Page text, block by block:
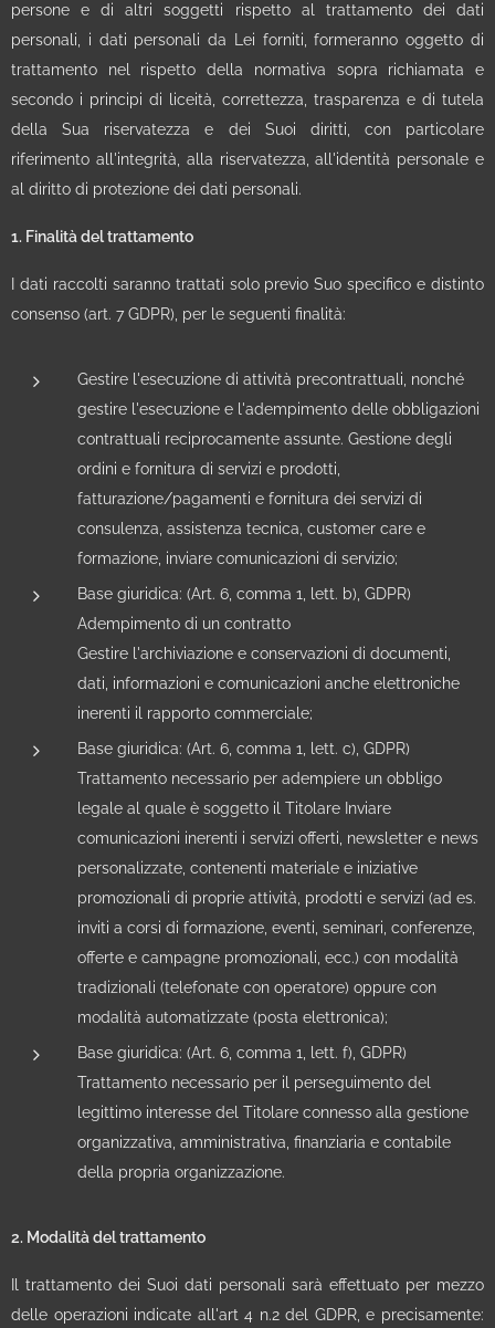
persone e di altri soggetti rispetto al trattamento dei dati
personali, i dati personali da Lei forniti, formeranno oggetto di
trattamento nel rispetto della normativa sopra richiamata e
secondo i principi di liceità, correttezza, trasparenza e di tutela
della Sua riservatezza e dei Suoi diritti, con particolare
riferimento all'integrità, alla riservatezza, all'identità personale e
al diritto di protezione dei dati personali.
1. Finalità del trattamento
I dati raccolti saranno trattati solo previo Suo specifico e distinto
consenso (art. 7 GDPR), per le seguenti finalità:
Gestire l'esecuzione di attività precontrattuali, nonché
gestire l'esecuzione e l'adempimento delle obbligazioni
contrattuali reciprocamente assunte. Gestione degli
ordini e fornitura di servizi e prodotti,
fatturazione/pagamenti e fornitura dei servizi di
consulenza, assistenza tecnica, customer care e
formazione, inviare comunicazioni di servizio;
Base giuridica: (Art. 6, comma 1, lett. b), GDPR)
Adempimento di un contratto
Gestire l'archiviazione e conservazioni di documenti,
dati, informazioni e comunicazioni anche elettroniche
inerenti il rapporto commerciale;
Base giuridica: (Art. 6, comma 1, lett. c), GDPR)
Trattamento necessario per adempiere un obbligo
legale al quale è soggetto il Titolare Inviare
comunicazioni inerenti i servizi offerti, newsletter e news
personalizzate, contenenti materiale e iniziative
promozionali di proprie attività, prodotti e servizi (ad es.
inviti a corsi di formazione, eventi, seminari, conferenze,
offerte e campagne promozionali, ecc.) con modalità
tradizionali (telefonate con operatore) oppure con
modalità automatizzate (posta elettronica);
Base giuridica: (Art. 6, comma 1, lett. f), GDPR)
Trattamento necessario per il perseguimento del
legittimo interesse del Titolare connesso alla gestione
organizzativa, amministrativa, finanziaria e contabile
della propria organizzazione.
2. Modalità del trattamento
Il trattamento dei Suoi dati personali sarà effettuato per mezzo
delle operazioni indicate all'art 4 n.2 del GDPR, e precisamente: